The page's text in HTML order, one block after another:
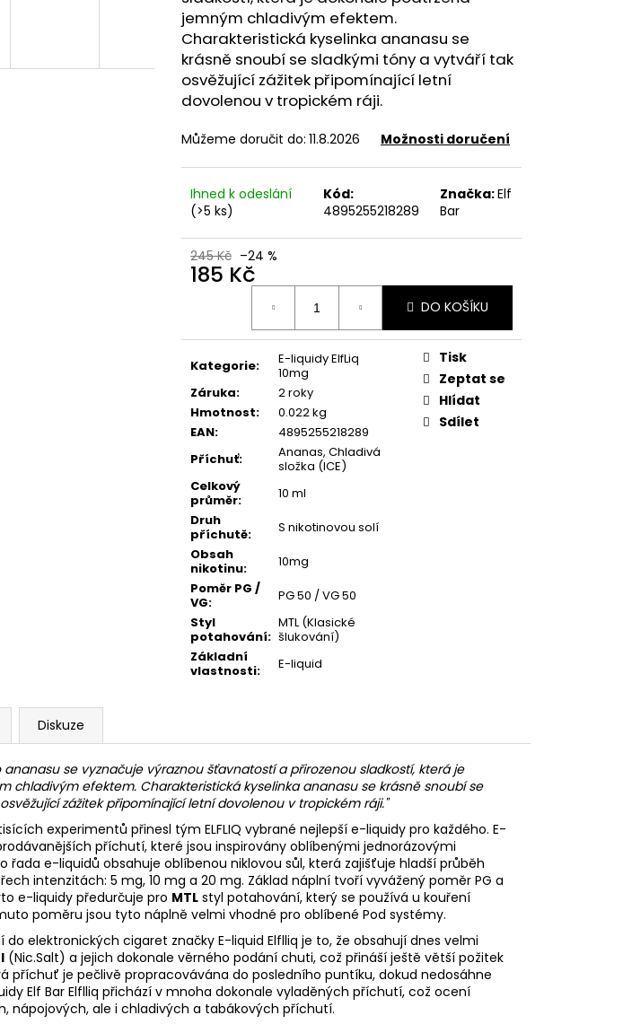
jemným chladivým efektem.
Charakteristická kyselinka ananasu se
krásně snoubí se sladkými tóny a vytváří tak
osvěžující zážitek připomínající letní
dovolenou v tropickém ráji.
Můžeme doručit do: 11.8.2026 Možnosti doručení
Ihned k odeslání
(>5 ks)
Kód:
4895255218289
Značka:Elf
Bar
245 Kč –24 %
185 Kč
DO KOŠÍKU
Kategorie:
E-liquidy ElfLiq
10mg
Záruka:
2 roky
Hmotnost:
0.022 kg
EAN:
4895255218289
Příchuť:
Ananas, Chladivá
složka (ICE)
Celkový
průměr:
10 ml
Druh
příchutě:
S nikotinovou solí
Obsah
nikotinu:
10mg
Poměr PG /
VG:
PG 50 / VG 50
Styl
potahování:
MTL (Klasické
šlukování)
Základní
vlastnosti: E-liquid
Tisk
Zeptat se
Hlídat
Sdílet
Diskuze
ananasu se vyznačuje výraznou šťavnatostí a přirozenou sladkostí, která je
chladivým efektem. Charakteristická kyselinka ananasu se krásně snoubí se
zážitek připomínající letní dovolenou v tropickém ráji."
experimentů přinesl tým ELFLIQ vybrané nejlepší e-liquidy pro každého. E-
příchutí, které jsou inspirovány oblíbenými jednorázovými
řada e-liquidů obsahuje oblíbenou niklovou sůl, která zajišťuje hladší průběh
intenzitách: 5 mg, 10 mg a 20 mg. Základ náplní tvoří vyvážený poměr PG a
e-liquidy předurčuje pro MTL styl potahování, který se používá u kouření
poměru jsou tyto náplně velmi vhodné pro oblíbené Pod systémy.
elektronických cigaret značky E-liquid Elflliq je to, že obsahují dnes velmi
(Nic.Salt) a jejich dokonale věrného podání chuti, což přináší ještě větší požitek
příchuť je pečlivě propracovávána do posledního puntíku, dokud nedosáhne
Elf Bar Elflliq přichází v mnoha dokonale vyladěných příchutí, což ocení
nápojových, ale i chladivých a tabákových příchutí.
OXVA XLIM TOP FILL SS POD CARTRIDGE
1,2OHM 2ML